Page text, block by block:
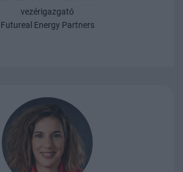
vezérigazgató
Futureal Energy Partners